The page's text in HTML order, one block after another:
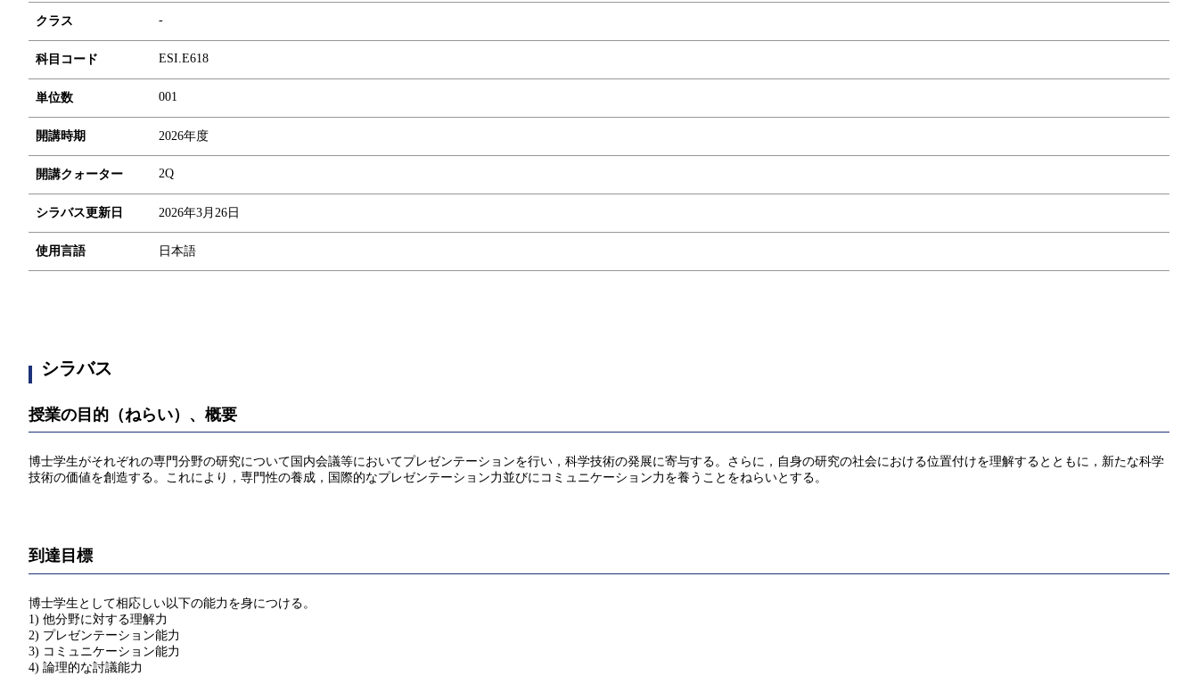
クラス -
科目コード ESI.E618
単位数 001
開講時期 2026年度
開講クォーター 2Q
シラバス更新日 2026年3月26日
使用言語 日本語
シラバス
授業の目的（ねらい）、概要
博士学生がそれぞれの専門分野の研究について国内会議等においてプレゼンテーションを行い，科学技術の発展に寄与する。さらに，自身の研究の社会における位置付けを理解するとともに，新たな科学
技術の価値を創造する。これにより，専門性の養成，国際的なプレゼンテーション力並びにコミュニケーション力を養うことをねらいとする。
到達目標
博士学生として相応しい以下の能力を身につける。
1) 他分野に対する理解力
2) プレゼンテーション能力
3) コミュニケーション能力
4) 論理的な討議能力